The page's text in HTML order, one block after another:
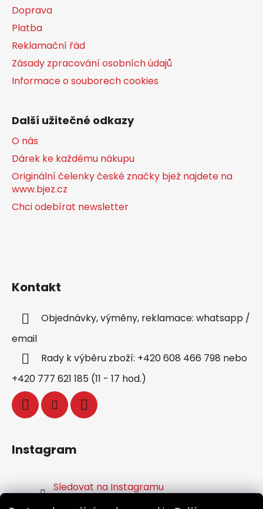
Doprava
Platba
Reklamační řád
Zásady zpracování osobních údajů
Informace o souborech cookies
Další užitečné odkazy
O nás
Dárek ke každému nákupu
Originální čelenky české značky bjež najdete na
www.bjez.cz
Chci odebírat newsletter
Kontakt
Objednávky, výměny, reklamace: whatsapp /
email
Rady k výběru zboží: +420 608 466 798 nebo
+420 777 621 185 (11 - 17 hod.)
Instagram
Sledovat na Instagramu